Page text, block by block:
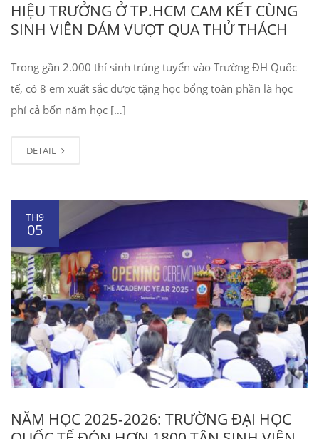
HIỆU TRƯỞNG Ở TP.HCM CAM KẾT CÙNG
SINH VIÊN DÁM VƯỢT QUA THỬ THÁCH
Trong gần 2.000 thí sinh trúng tuyển vào Trường ĐH Quốc
tế, có 8 em xuất sắc được tặng học bổng toàn phần là học
phí cả bốn năm học […]
DETAIL
TH9
05
NĂM HỌC 2025-2026: TRƯỜNG ĐẠI HỌC